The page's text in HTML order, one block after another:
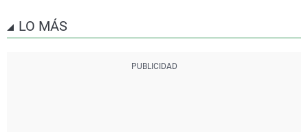
LO MÁS